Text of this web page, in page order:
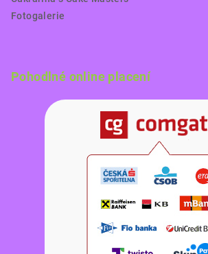
Fotogalerie
Pohodlné online placení